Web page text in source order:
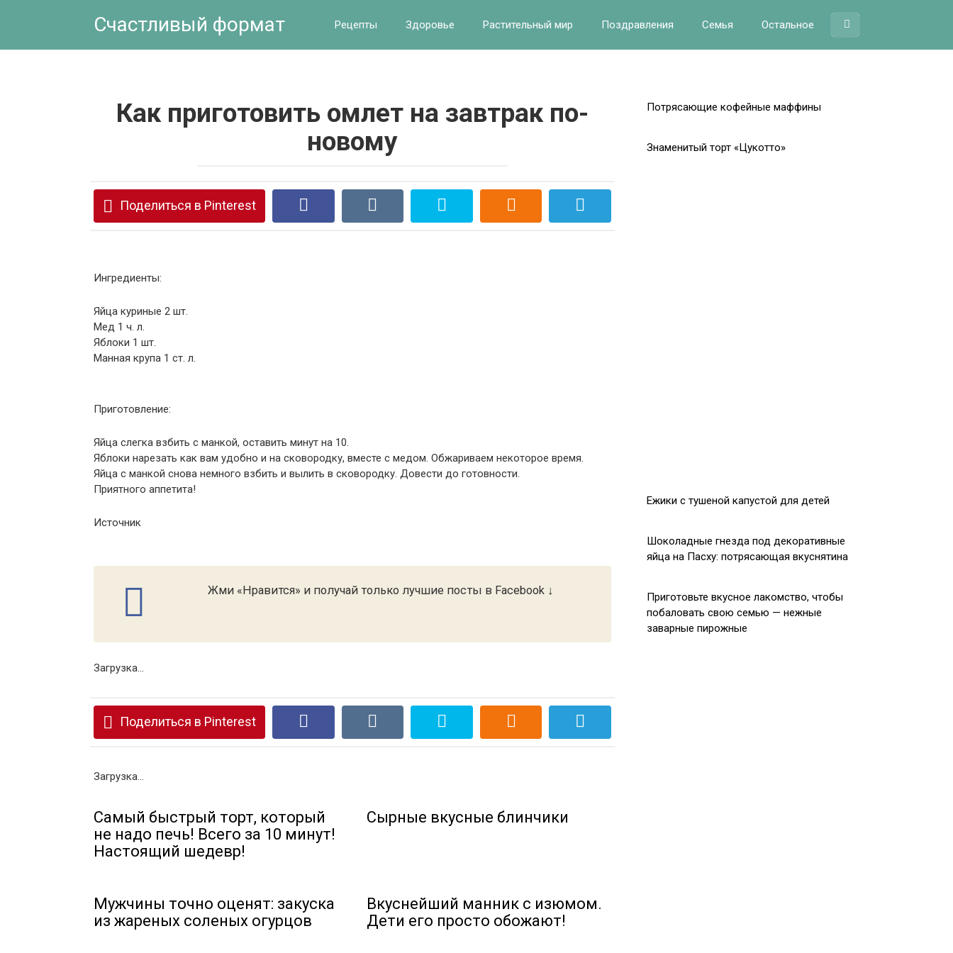
Счастливый формат Рецепты Здоровье Растительный мир Поздравления Семья Остальное
Как приготовить омлет на завтрак по-
новому
Поделиться в Pinterest
Ингредиенты:
Яйца куриные 2 шт.
Мед 1 ч. л.
Яблоки 1 шт.
Манная крупа 1 ст. л.
Приготовление:
Яйца слегка взбить с манкой, оставить минут на 10.
Яблоки нарезать как вам удобно и на сковородку, вместе с медом. Обжариваем некоторое время.
Яйца с манкой снова немного взбить и вылить в сковородку. Довести до готовности.
Приятного аппетита!
Источник
Жми «Нравится» и получай только лучшие посты в Facebook ↓
Загрузка...
Поделиться в Pinterest
Загрузка...
Самый быстрый торт, который
не надо печь! Всего за 10 минут!
Настоящий шедевр!
Сырные вкусные блинчики
Мужчины точно оценят: закуска
из жареных соленых огурцов
Вкуснейший манник с изюмом.
Дети его просто обожают!
Потрясающие кофейные маффины
Знаменитый торт «Цукотто»
Ежики с тушеной капустой для детей
Шоколадные гнезда под декоративные
яйца на Пасху: потрясающая вкуснятина
Приготовьте вкусное лакомство, чтобы
побаловать свою семью — нежные
заварные пирожные